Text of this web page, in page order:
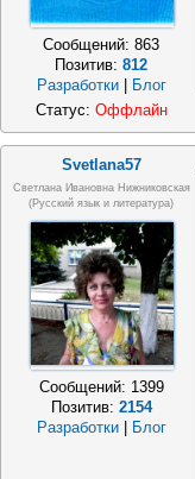
Сообщений:863
Позитив:812
Разработки
Блог
Статус: Оффлайн
Svetlana57
Светлана Ивановна Нижниковская
(русский язык и литература)
Сообщений: 1399
Позитив: 2154
Разработки
Блог